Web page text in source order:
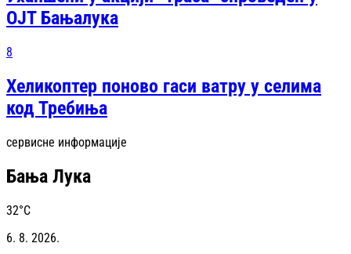
ОЈТ Бањалука
8
Хеликоптер поново гаси ватру у селима
код Требиња
сервисне информације
Бања Лука
32°C
6. 8. 2026.